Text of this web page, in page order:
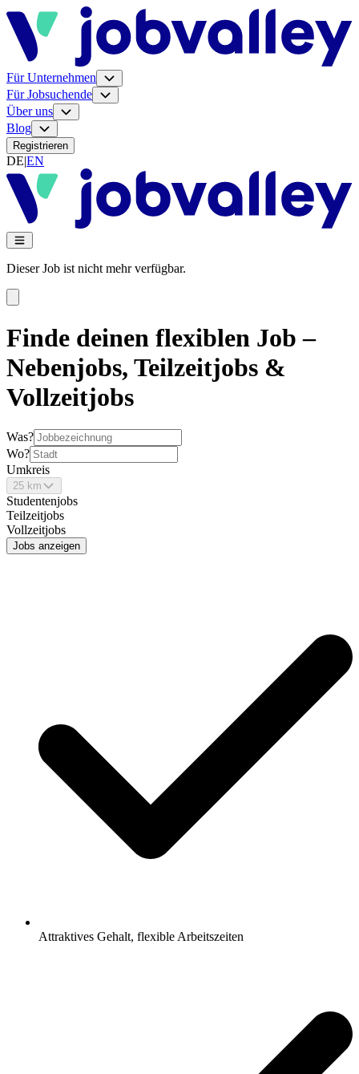
Für Unternehmen
Für Jobsuchende
Über uns
Blog
Registrieren
DE|EN
Dieser Job ist nicht mehr verfügbar.
Finde deinen flexiblen Job –
Nebenjobs, Teilzeitjobs &
Vollzeitjobs
Was?
Wo?
Umkreis
25 km
Studentenjobs
Teilzeitjobs
Vollzeitjobs
Jobs anzeigen
Attraktives Gehalt, flexible Arbeitszeiten